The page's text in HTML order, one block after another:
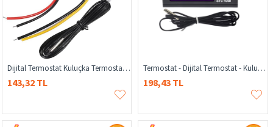
Dijital Termostat Kuluçka Termostatı XH-W3001 220V AC Dijital Termostat 1500W Akvaryum Termostatı
143,32 TL
Termostat - Dijital Termostat - Kuluçka Termostatı - STC-1000 220V Dijital Termostat - STC-1000 Dijital Sıcaklık Kontrol Cihazı
198,43 TL